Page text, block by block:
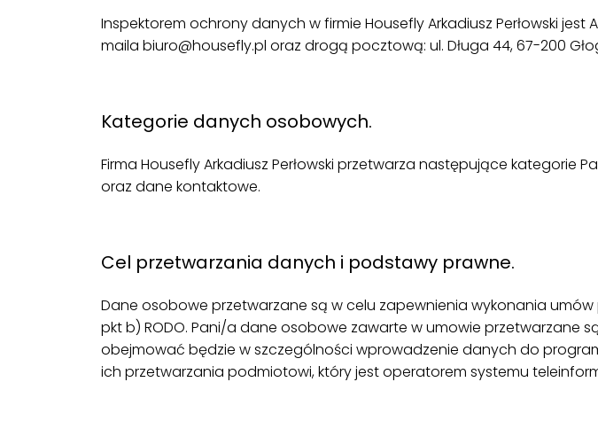
Inspektorem ochrony danych w firmie Housefly Arkadiusz Perłowski
maila biuro@housefly.pl oraz drogą pocztową: ul. Długa 44, 67-200
Kategorie danych osobowych.
Firma Housefly Arkadiusz Perłowski przetwarza następujące
oraz dane kontaktowe.
Cel przetwarzania danych i podstawy prawne.
Dane osobowe przetwarzane są w celu zapewnienia wykonania
pkt b) RODO. Pani/a dane osobowe zawarte w umowie przetwarzane
obejmować będzie w szczególności wprowadzenie danych do
ich przetwarzania podmiotowi, który jest operatorem systemu